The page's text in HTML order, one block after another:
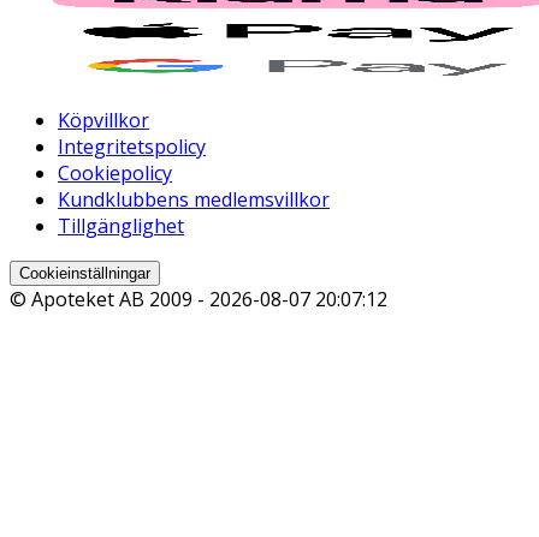
Köpvillkor
Integritetspolicy
Cookiepolicy
Kundklubbens medlemsvillkor
Tillgänglighet
Cookieinställningar
© Apoteket AB 2009 - 2026-08-07 20:07:12